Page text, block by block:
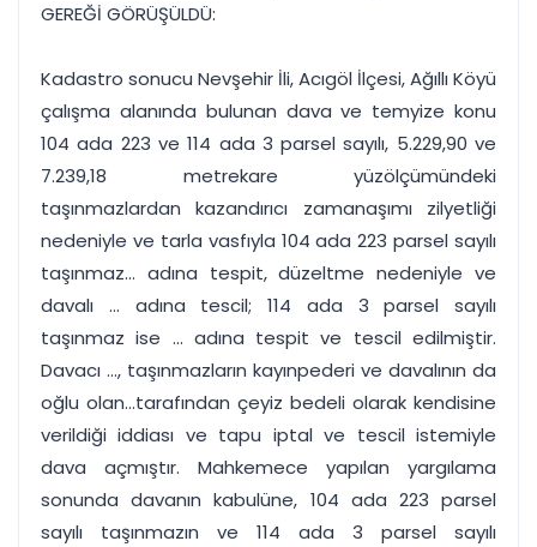
GEREĞİ GÖRÜŞÜLDÜ:
Kadastro sonucu Nevşehir İli, Acıgöl İlçesi, Ağıllı Köyü
çalışma alanında bulunan dava ve temyize konu
104 ada 223 ve 114 ada 3 parsel sayılı, 5.229,90 ve
7.239,18 metrekare yüzölçümündeki
taşınmazlardan kazandırıcı zamanaşımı zilyetliği
nedeniyle ve tarla vasfıyla 104 ada 223 parsel sayılı
taşınmaz... adına tespit, düzeltme nedeniyle ve
davalı ... adına tescil; 114 ada 3 parsel sayılı
taşınmaz ise ... adına tespit ve tescil edilmiştir.
Davacı ..., taşınmazların kayınpederi ve davalının da
oğlu olan...tarafından çeyiz bedeli olarak kendisine
verildiği iddiası ve tapu iptal ve tescil istemiyle
dava açmıştır. Mahkemece yapılan yargılama
sonunda davanın kabulüne, 104 ada 223 parsel
sayılı taşınmazın ve 114 ada 3 parsel sayılı